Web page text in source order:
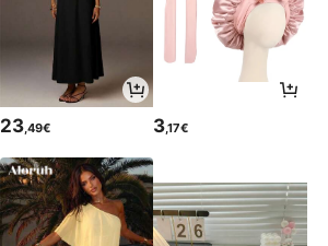
23,49€ 3,17€